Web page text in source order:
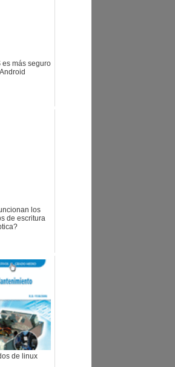
es más seguro
los
de escritura
de linux